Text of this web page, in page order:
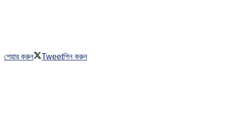
শেয়ার করুন Tweetপিন করুন